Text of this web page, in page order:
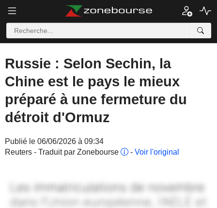
Russie : Selon Sechin, la
Chine est le pays le mieux
préparé à une fermeture du
détroit d'Ormuz
Publié le 06/06/2026 à 09:34
Reuters - Traduit par Zonebourse
- Voir l'original